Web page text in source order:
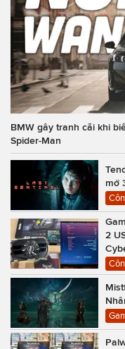
BMW gây tranh cãi khi
Spider-Man
mở
2